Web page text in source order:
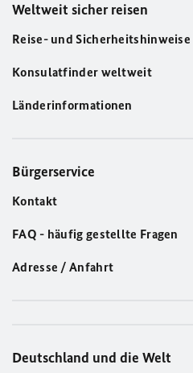
Weltweit sicher reisen
Reise- und Sicherheitshinweise
Konsulatfinder weltweit
Länderinformationen
Bürgerservice
Kontakt
FAQ - häufig gestellte Fragen
Adresse / Anfahrt
Deutschland und die Welt